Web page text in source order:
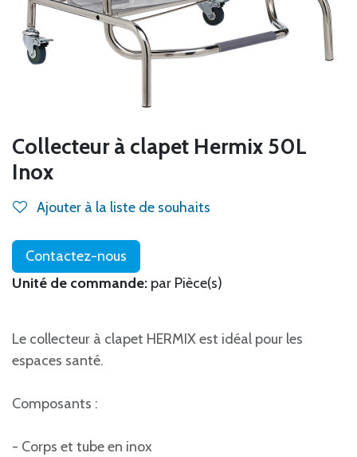
Collecteur à clapet Hermix 50L
Inox
Ajouter à la liste de souhaits
Contactez-nous
Unité de commande: par Pièce(s)
Le collecteur à clapet HERMIX est idéal pour les
espaces santé.
Composants :
- Corps et tube en inox